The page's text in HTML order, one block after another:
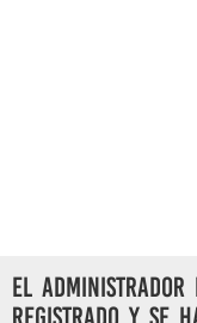
El administrador